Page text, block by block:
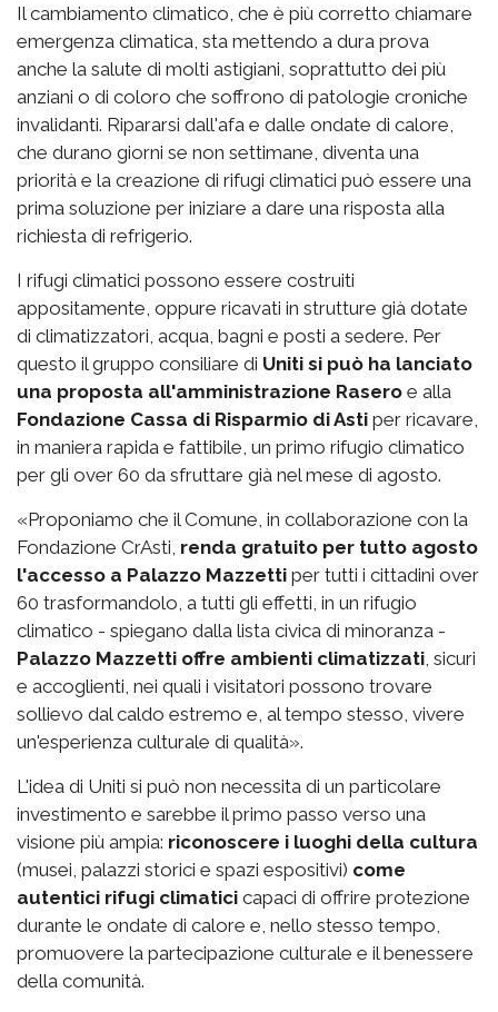
Il cambiamento climatico, che è più corretto chiamare
emergenza climatica, sta mettendo a dura prova
anche la salute di molti astigiani, soprattutto dei più
anziani o di coloro che soffrono di patologie croniche
invalidanti. Ripararsi dall'afa e dalle ondate di calore,
che durano giorni se non settimane, diventa una
priorità e la creazione di rifugi climatici può essere una
prima soluzione per iniziare a dare una risposta alla
richiesta di refrigerio.
I rifugi climatici possono essere costruiti
appositamente, oppure ricavati in strutture già dotate
di climatizzatori, acqua, bagni e posti a sedere. Per
questo il gruppo consiliare di Uniti si può ha lanciato
una proposta all'amministrazione Rasero e alla
Fondazione Cassa di Risparmio di Asti per ricavare,
in maniera rapida e fattibile, un primo rifugio climatico
per gli over 60 da sfruttare già nel mese di agosto.
«Proponiamo che il Comune, in collaborazione con la
Fondazione CrAsti, renda gratuito per tutto agosto
l'accesso a Palazzo Mazzetti per tutti i cittadini over
60 trasformandolo, a tutti gli effetti, in un rifugio
climatico - spiegano dalla lista civica di minoranza -
Palazzo Mazzetti offre ambienti climatizzati , sicuri
e accoglienti, nei quali i visitatori possono trovare
sollievo dal caldo estremo e, al tempo stesso, vivere
un'esperienza culturale di qualità».
L'idea di Uniti si può non necessita di un particolare
investimento e sarebbe il primo passo verso una
visione più ampia: riconoscere i luoghi della cultura
(musei, palazzi storici e spazi espositivi) come
autentici rifugi climatici capaci di offrire protezione
durante le ondate di calore e, nello stesso tempo,
promuovere la partecipazione culturale e il benessere
della comunità.